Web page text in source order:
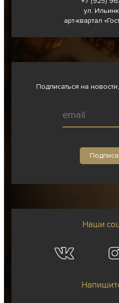
ул.
арт-квартал
Подписаться на
Наши